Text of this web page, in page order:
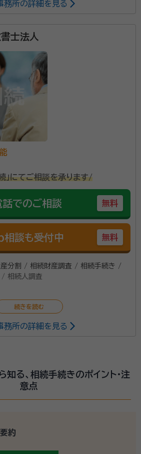
務所の詳細を見る
士法人
」にてご相談を承ります/
話でのご相談 無料
談も受付中 無料
分割 / 相続財産調査 / 相続手続き /
相続人調査
務所の詳細を見る
知る、相続手続きのポイント・注
意点
約